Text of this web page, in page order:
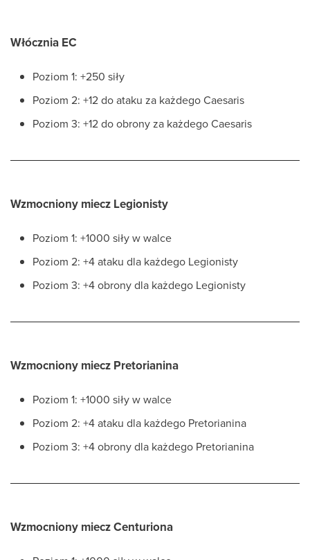
Włócznia EC
Poziom 1: +250 siły
Poziom 2: +12 do ataku za każdego Caesaris
Poziom 3: +12 do obrony za każdego Caesaris
Wzmocniony miecz Legionisty
Poziom 1: +1000 siły w walce
Poziom 2: +4 ataku dla każdego Legionisty
Poziom 3: +4 obrony dla każdego Legionisty
Wzmocniony miecz Pretorianina
Poziom 1: +1000 siły w walce
Poziom 2: +4 ataku dla każdego Pretorianina
Poziom 3: +4 obrony dla każdego Pretorianina
Wzmocniony miecz Centuriona